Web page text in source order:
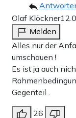
Olaf Klöckner
Melden
Alles nur der
umschauen !
Es ist ja auch
Gegenteil .
26